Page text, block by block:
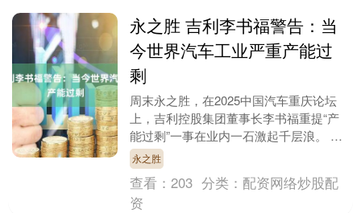
永之胜 吉利李书福警告：当
今世界汽车工业严重产能过
剩
周末永之胜，在2025中国汽车重庆论坛
上，吉利控股集团董事长李书福重提“产
能过剩”一事在业内一石激起千层浪。 李
书福表示：“当今世界汽车工业严重产能
过剩，我们决....
永之胜
查看：203 分类： 配资网络炒股配
资